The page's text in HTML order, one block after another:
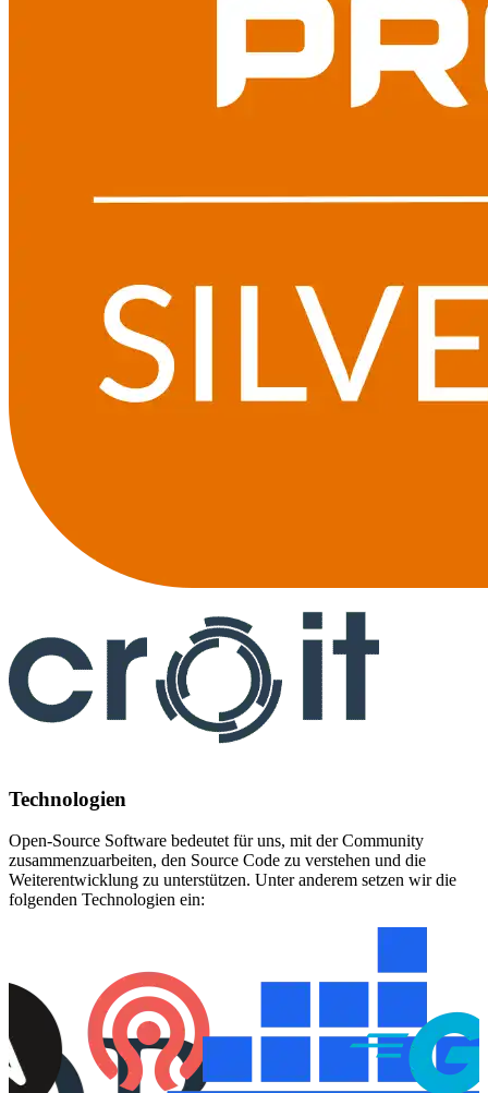
Technologien
Open-Source Software bedeutet für uns, mit der Community
zusammenzuarbeiten, den Source Code zu verstehen und die
Weiterentwicklung zu unterstützen. Unter anderem setzen wir die
folgenden Technologien ein: